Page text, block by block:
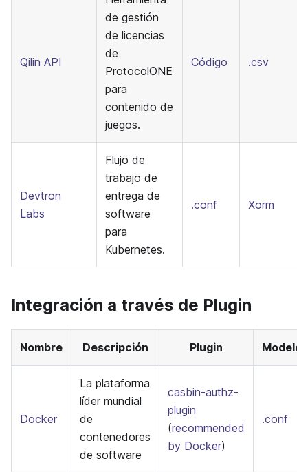
Qilin API
de gestión
de licencias
de
ProtocolONE
para
contenido de
juegos.
Código .csv
Devtron
Labs
Flujo de
trabajo de
entrega de
software
para
Kubernetes.
.conf Xorm
Integración a través de Plugin
Nombre Descripción Plugin Modelo
Docker
La plataforma
líder mundial
de
contenedores
de software
casbin-authz-
plugin
(recommended
by Docker)
.conf